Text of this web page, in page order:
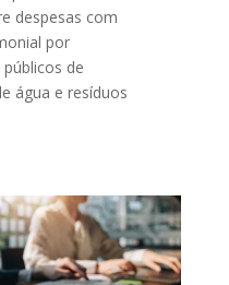
despesas com
por
de
água e resíduos